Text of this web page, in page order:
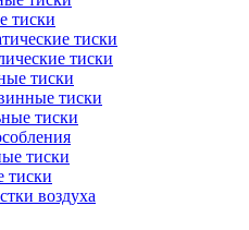
тиски
тиски
тиски
тиски
тиски
тиски
тиски
тиски
воздуха